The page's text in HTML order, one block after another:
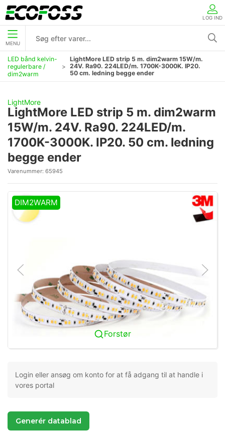
LOG IND
MENU
LED bånd kelvin-
regulerbare /
dim2warm
LightMore LED strip 5 m. dim2warm 15W/m.
24V. Ra90. 224LED/m. 1700K-3000K. IP20.
50 cm. ledning begge ender
LightMore
LightMore LED strip 5 m. dim2warm
15W/m. 24V. Ra90. 224LED/m.
1700K-3000K. IP20. 50 cm. ledning
begge ender
Varenummer: 65945
DIM2WARM
Forstør
Login eller ansøg om konto for at få adgang til at handle i
vores portal
Generér datablad